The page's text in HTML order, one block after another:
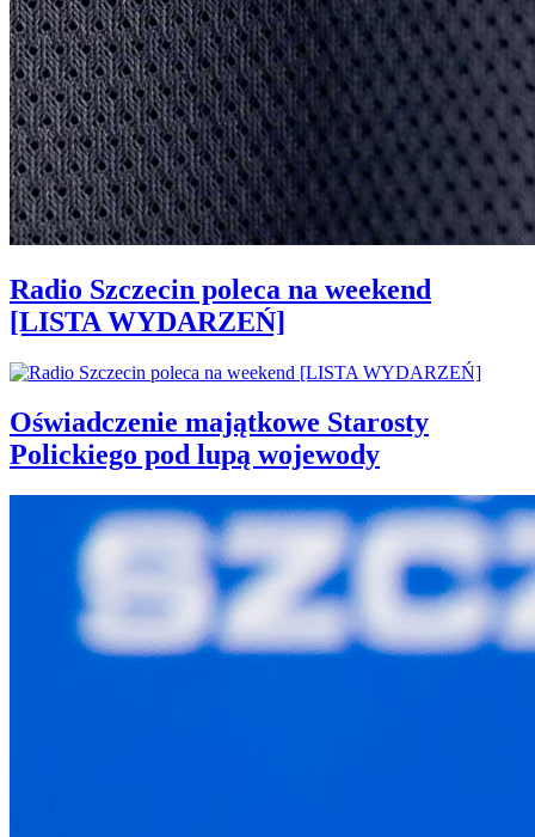
Radio Szczecin poleca na weekend
[LISTA WYDARZEŃ]
Oświadczenie majątkowe Starosty
Polickiego pod lupą wojewody